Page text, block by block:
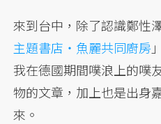
來到台中，除了認識鄭性
主題書店‧魚麗共同廚房
我在德國期間噗浪上的噗
物的文章，加上也是出身
來。